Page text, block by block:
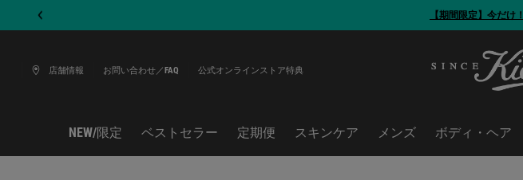
【期間限定】今だけ
店舗情報 お問い合わせ／FAQ
公式オンラインストア特典
NEW/限定 ベストセラー 定期便 スキンケア メンズ ボディ・ヘア